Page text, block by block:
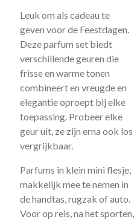
Leuk om als cadeau te
geven voor de Feestdagen.
Deze parfum set biedt
verschillende geuren die
frisse en warme tonen
combineert en vreugde en
elegantie oproept bij elke
toepassing. Probeer elke
geur uit, ze zijn erna ook los
vergrijkbaar.
Parfums in klein mini flesje,
makkelijk mee te nemen in
de handtas, rugzak of auto.
Voor op reis, na het sporten,